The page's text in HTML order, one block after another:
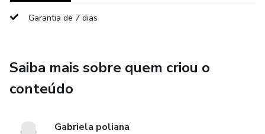
Garantia de 7 dias
Saiba mais sobre quem criou o
conteúdo
Gabriela poliana